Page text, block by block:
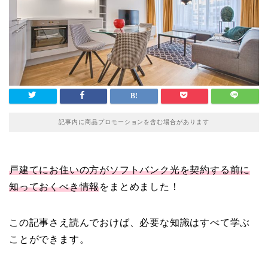
記事内に商品プロモーションを含む場合があります
戸建てにお住いの方がソフトバンク光を契約する前に
知っておくべき情報をまとめました！
この記事さえ読んでおけば、必要な知識はすべて学ぶ
ことができます。